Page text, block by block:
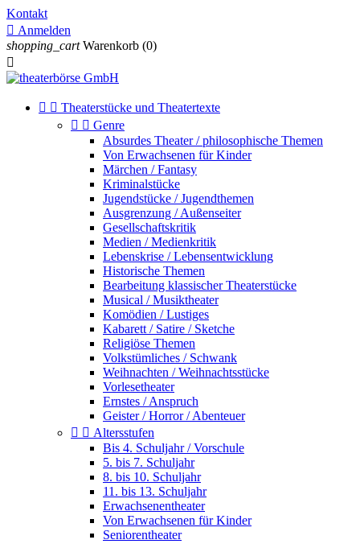
Kontakt
 Anmelden
shopping_cart Warenkorb (0)

  Theaterstücke und Theatertexte
  Genre
Absurdes Theater / philosophische Themen
Von Erwachsenen für Kinder
Märchen / Fantasy
Kriminalstücke
Jugendstücke / Jugendthemen
Ausgrenzung / Außenseiter
Gesellschaftskritik
Medien / Medienkritik
Lebenskrise / Lebensentwicklung
Historische Themen
Bearbeitung klassischer Theaterstücke
Musical / Musiktheater
Komödien / Lustiges
Kabarett / Satire / Sketche
Religiöse Themen
Volkstümliches / Schwank
Weihnachten / Weihnachtsstücke
Vorlesetheater
Ernstes / Anspruch
Geister / Horror / Abenteuer
  Altersstufen
Bis 4. Schuljahr / Vorschule
5. bis 7. Schuljahr
8. bis 10. Schuljahr
11. bis 13. Schuljahr
Erwachsenentheater
Von Erwachsenen für Kinder
Seniorentheater